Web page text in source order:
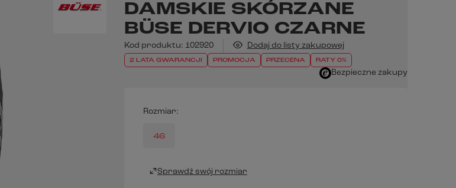
DAMSKIE SKÓRZANE
BÜSE DERVIO CZARNE
Kod produktu: 102920 Dodaj do listy zakupowej
2 LATA GWARANCJI PROMOCJA PRZECENA RATY 0%
Bezpieczne zakupy
Rozmiar
46
Sprawdź swój rozmiar